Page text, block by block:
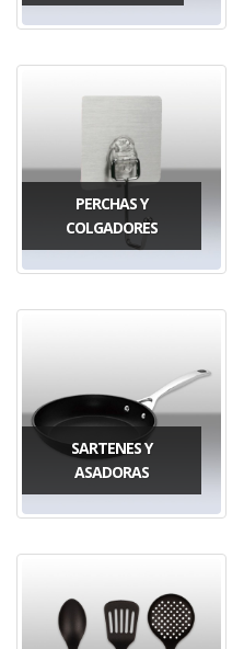
PERCHAS Y
COLGADORES
SARTENES Y
ASADORAS